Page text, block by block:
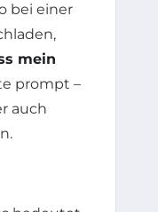
bei einer
mein
prompt –
auch